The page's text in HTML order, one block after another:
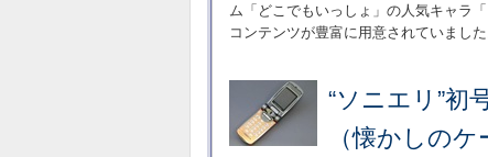
ム「どこでもいっしょ」の人気キャラ
コンテンツが豊富に用意されていました
“ソニエリ”初
（懐かしのケ